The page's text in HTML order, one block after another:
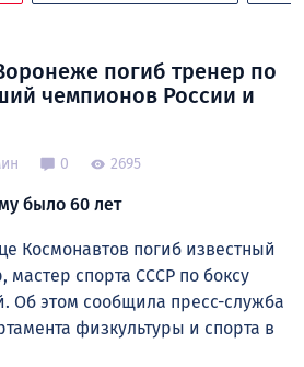
погиб тренер по
чемпионов России и
0 2695
было 60 лет
Космонавтов погиб известный
спорта СССР по боксу
Об этом сообщила пресс-служба
физкультуры и спорта в